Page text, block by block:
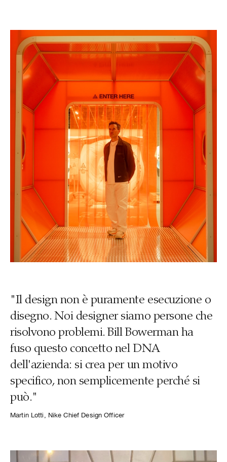
"Il design non è puramente esecuzione o
disegno. Noi designer siamo persone che
risolvono problemi. Bill Bowerman ha
fuso questo concetto nel DNA
dell'azienda: si crea per un motivo
specifico, non semplicemente perché si
può."
Martin Lotti, Nike Chief Design Officer